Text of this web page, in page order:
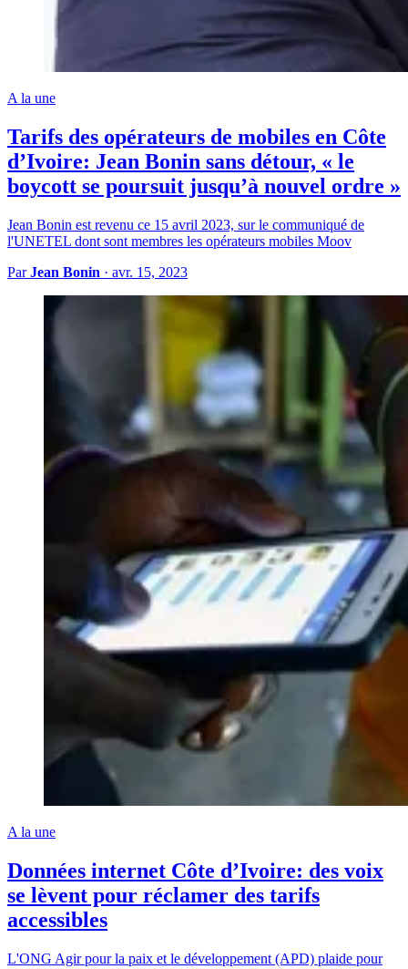
A la une
Tarifs des opérateurs de mobiles en Côte
d’Ivoire: Jean Bonin sans détour, « le
boycott se poursuit jusqu’à nouvel ordre »
Jean Bonin est revenu ce 15 avril 2023, sur le communiqué de
l'UNETEL dont sont membres les opérateurs mobiles Moov
ParJean Bonin · avr. 15, 2023
A la une
Données internet Côte d’Ivoire: des voix
se lèvent pour réclamer des tarifs
accessibles
L'ONG Agir pour la paix et le développement (APD) plaide pour